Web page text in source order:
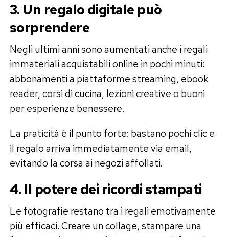
3. Un regalo digitale può
sorprendere
Negli ultimi anni sono aumentati anche i regali
immateriali acquistabili online in pochi minuti:
abbonamenti a piattaforme streaming, ebook
reader, corsi di cucina, lezioni creative o buoni
per esperienze benessere.
La praticità è il punto forte: bastano pochi clic e
il regalo arriva immediatamente via email,
evitando la corsa ai negozi affollati.
4. Il potere dei ricordi stampati
Le fotografie restano tra i regali emotivamente
più efficaci. Creare un collage, stampare una